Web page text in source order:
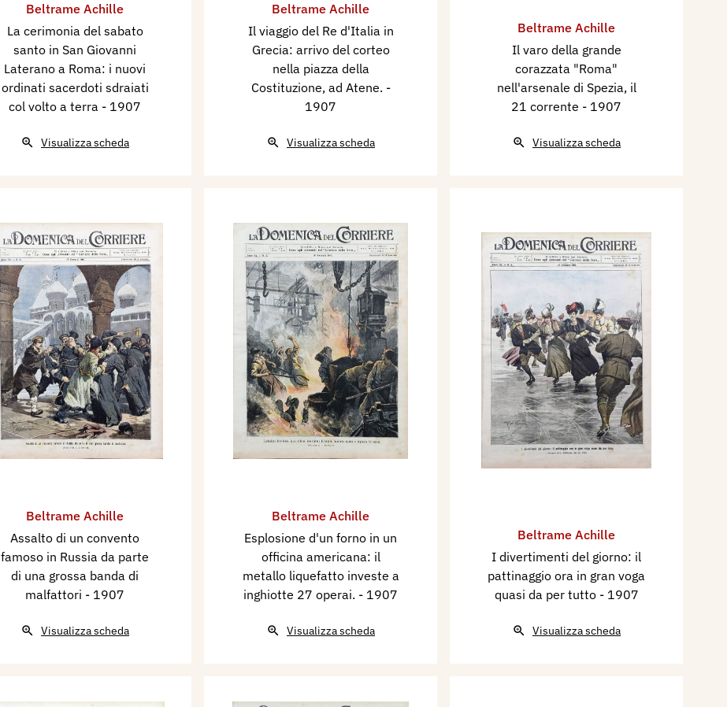
Beltrame Achille
La cerimonia del sabato
santo in San Giovanni
Laterano a Roma: i nuovi
ordinati sacerdoti sdraiati
col volto a terra - 1907
Visualizza scheda
Beltrame Achille
Il viaggio del Re d'Italia in
Grecia: arrivo del corteo
nella piazza della
Costituzione, ad Atene. -
1907
Visualizza scheda
Beltrame Achille
Il varo della grande
corazzata "Roma"
nell'arsenale di Spezia, il
21 corrente - 1907
Visualizza scheda
Beltrame Achille
Assalto di un convento
famoso in Russia da parte
di una grossa banda di
malfattori - 1907
Visualizza scheda
Beltrame Achille
Esplosione d'un forno in un
officina americana: il
metallo liquefatto investe a
inghiotte 27 operai. - 1907
Visualizza scheda
Beltrame Achille
I divertimenti del giorno: il
pattinaggio ora in gran voga
quasi da per tutto - 1907
Visualizza scheda